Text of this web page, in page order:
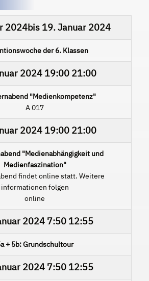
2024bis 19. Januar 2024
der 6. Klassen
202419:00 21:00
"Medienkompetenz"
A 017
202419:00 21:00
"Medienabhängigkeit und
Medienfaszination"
findet online statt. Weitere
informationen folgen
online
2024 7:50 12:55
+ 5b: Grundschultour
2024 7:50 12:55